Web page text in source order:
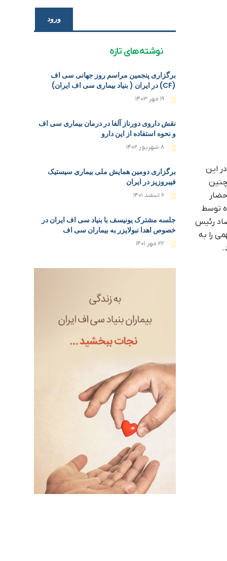
گردید. در این
توسط
صاد رئیس
را به
ورود
نوشته‌های تازه
برگزاری پنجمین مراسم روز جهانی سی اف
(CF) در ایران ( بنیاد بیماری سی اف ایران)
۱۹ مهر ۱۴۰۳
نقش داروی دورناز آلفا در درمان بیماری سی اف
و نحوه استفاده از این دارو
۸ شهریور ۱۴۰۲
برگزاری دومین همایش ملی بیماری سیستیک
فیبروزیز در ایران
۶ اسفند ۱۴۰۱
جلسه مشترک یونیسف با بنیاد سی اف ایران در
خصوص اهدا نبولایزر به بیماران سی اف
۲۲ مهر ۱۴۰۱